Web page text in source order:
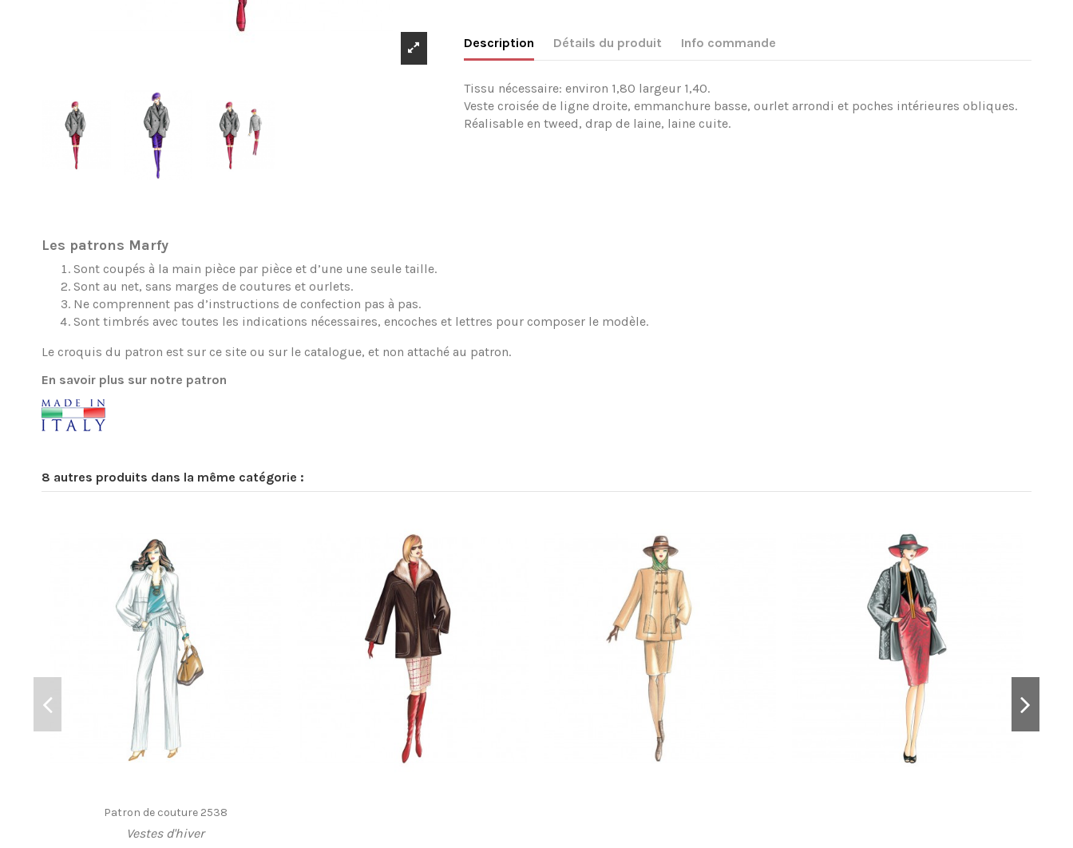
Description Détails du produit Info commande
Tissu nécessaire: environ 1,80 largeur 1,40.
Veste croisée de ligne droite, emmanchure basse, ourlet arrondi et poches intérieures obliques.
Réalisable en tweed, drap de laine, laine cuite.
Les patrons Marfy
Sont coupés à la main pièce par pièce et d’une une seule taille.
Sont au net, sans marges de coutures et ourlets.
Ne comprennent pas d’instructions de confection pas à pas.
Sont timbrés avec toutes les indications nécessaires, encoches et lettres pour composer le modèle.
Le croquis du patron est sur ce site ou sur le catalogue, et non attaché au patron.
En savoir plus sur notre patron
8 autres produits dans la même catégorie :
Patron de couture 2538
Vestes d'hiver